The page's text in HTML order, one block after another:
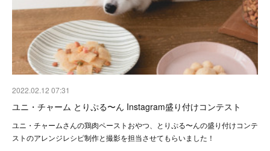
2022.02.12 07:31
ユニ・チャーム とりぷる〜ん Instagram盛り付けコンテスト
ユニ・チャームさんの鶏肉ペーストおやつ、とりぷる〜んの盛り付けコンテ
ストのアレンジレシピ制作と撮影を担当させてもらいました！